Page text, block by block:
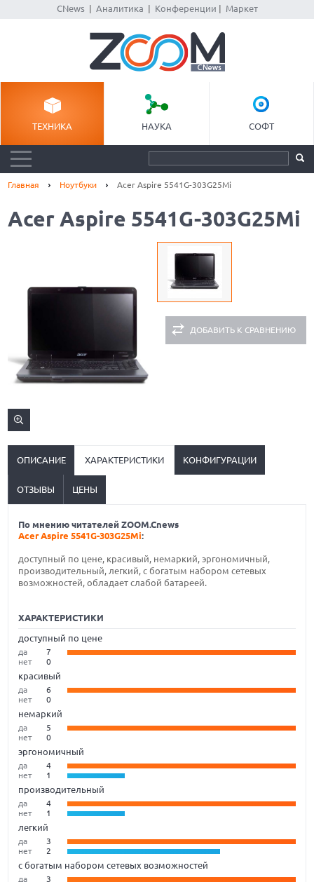
CNews| Аналитика Конференции Маркет
ТЕХНИКА НАУКА СОФТ
Главная Ноутбуки Acer Aspire 5541G-303G25Mi
Acer Aspire 5541G-303G25Mi
ДОБАВИТЬ К СРАВНЕНИЮ
ОПИСАНИЕ ХАРАКТЕРИСТИКИ КОНФИГУРАЦИИ
ОТЗЫВЫ ЦЕНЫ
По мнению читателей ZOOM.Cnews
Acer Aspire 5541G-303G25Mi:
доступный по цене, красивый, немаркий, эргономичный,
производительный, легкий, с богатым набором сетевых
возможностей, обладает слабой батареей.
ХАРАКТЕРИСТИКИ
доступный по цене
да
7
нет
0
красивый
да
6
нет
0
немаркий
да
5
нет
0
эргономичный
да
4
нет
1
производительный
да
4
нет
1
легкий
да
3
нет
2
с богатым набором сетевых возможностей
да
3